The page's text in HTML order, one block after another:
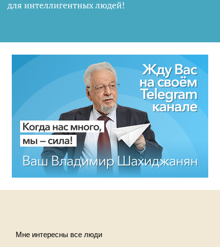
для интеллигентных людей!
Мне интересны все люди